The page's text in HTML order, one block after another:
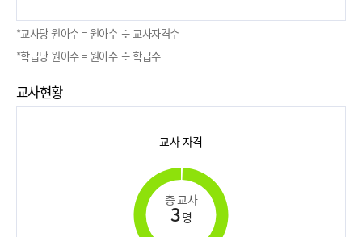
*교사당 원아수 = 원아수 ÷ 교사자격수
*학급당 원아수 = 원아수 ÷ 학급수
교사현황
교사 자격
총 교사
3명